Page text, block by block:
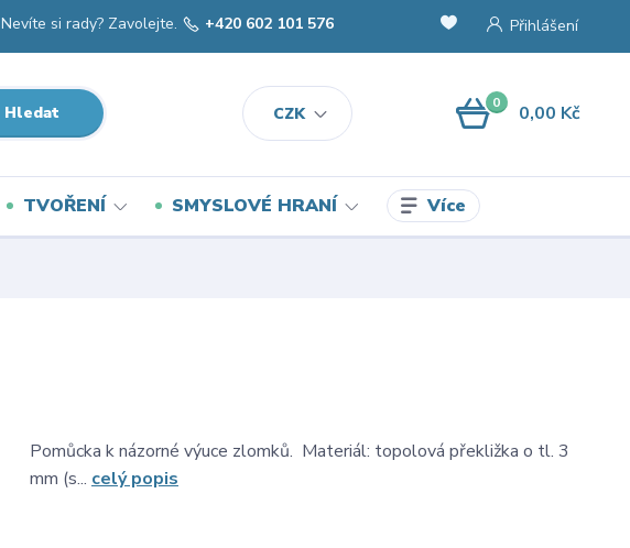
CZK
Přihlášení
Hledat
Nevíte si rady? Zavolejte. +420 602 101 576
0 0,00 Kč
TVOŘENÍ SMYSLOVÉ HRANÍ Více
Pomůcka k názorné výuce zlomků. Materiál: topolová překližka o tl. 3
mm (s... celý popis